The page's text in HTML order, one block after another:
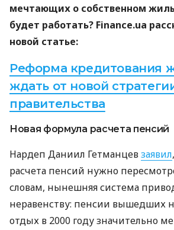
мечтающих о собственном
будет работать? Finance.ua
новой статье:
Реформа кредитования
ждать от новой
правительства
Новая формула расчета пенсий
Нардеп Даниил Гетманцевзаявил
расчета пенсий нужно
словам, нынешняя система
неравенству: пенсии вышедших
отдых в 2000 году значительно